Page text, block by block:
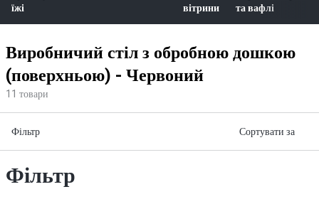
їжі
вітрини
та вафлі
Виробничий стіл з обробною дошкою
(поверхньою) - Червоний
11 товари
Фільтр Сортувати за
Фільтр